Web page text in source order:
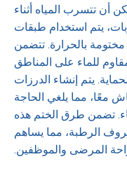
أن تتسرب المياه أثناء
يتم استخدام طبقات
بالحرارة. تتضمن
للماء على المناطق
يتم إنشاء الدرزات
معًا، مما يلغي الحاجة
تضمن طرق الختم هذه
الرطبة، مما يساهم
المرضى والموظفين.